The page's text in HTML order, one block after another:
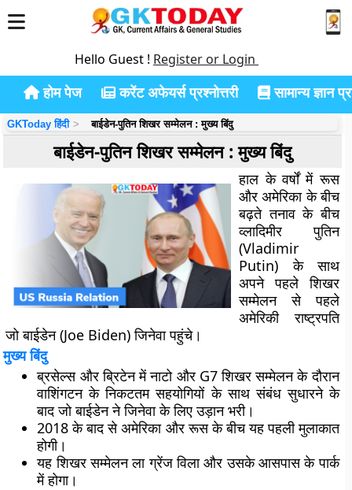
Hello Guest ! Register or Login
होम पेज करेंट अफेयर्स प्रश्नोत्तरी सामान्य ज्ञान
GKToday हिंदी बाईडेन-पुतिन शिखर सम्मेलन : मुख्य बिंदु
बाईडेन-पुतिन शिखर सम्मेलन : मुख्य बिंदु
हाल के वर्षों में रूस
और अमेरिका के बीच
बढ़ते तनाव के बीच
व्लादिमीर पुतिन
(Vladimir
Putin) के साथ
अपने पहले शिखर
सम्मेलन से पहले
अमेरिकी राष्ट्रपति
जो बाईडेन (Joe Biden) जिनेवा पहुंचे।
मुख्य बिंदु
ब्रसेल्स और ब्रिटेन में नाटो और G7 शिखर सम्मेलन के दौरान
वाशिंगटन के निकटतम सहयोगियों के साथ संबंध सुधारने के
बाद जो बाईडेन ने जिनेवा के लिए उड़ान भरी।
2018 के बाद से अमेरिका और रूस के बीच यह पहली मुलाकात
होगी।
यह शिखर सम्मेलन ला ग्रेंज विला और उसके आसपास के पार्क
में होगा।